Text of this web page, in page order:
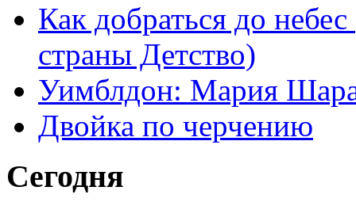
Как добраться до
страны Детство)
Уимблдон: Мария
Двойка по черчению
Сегодня